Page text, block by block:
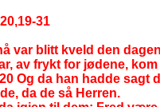
31
var blitt kveld den
av frykt for jødene,
Og da han hadde sagt
da de så Herren.